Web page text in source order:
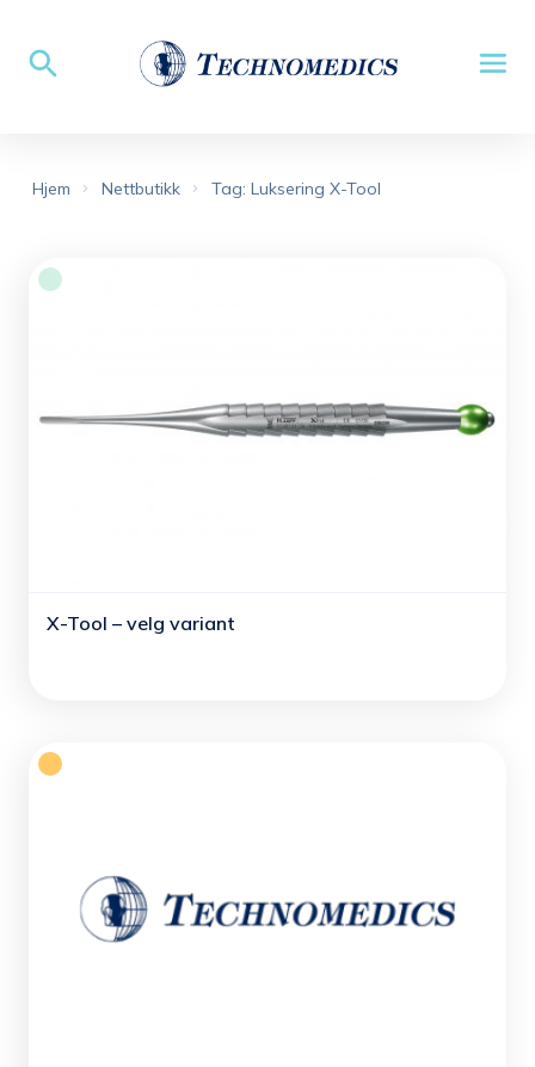
Hjem Nettbutikk Tag: Luksering X-Tool
X-Tool – velg variant